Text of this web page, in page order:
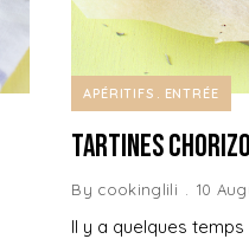
APÉRITIFS ENTRÉE
Tartines
By cookinglili 10
Il y a quelques